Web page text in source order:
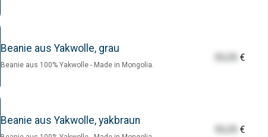
Beanie aus Yakwolle, grau
Beanie aus 100% Yakwolle - Made in Mongolia.
€
Beanie aus Yakwolle, yakbraun
€